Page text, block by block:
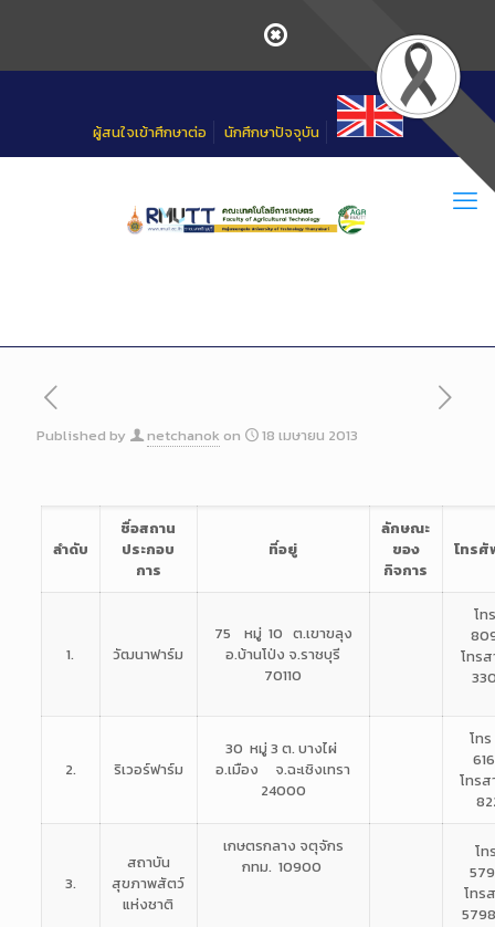
ผู้สนใจเข้าศึกษาต่อ นักศึกษาปัจจุบัน
Published by netchanok on 18 เมษายน 2013
ลำดับ
ชื่อสถาน
ประกอบ
การ
ที่อยู่
ลักษณะ
ของ
กิจการ
โทร
1. วัฒนาฟาร์ม
75 หมู่ 10 ต.เขาขลุง
อ.บ้านโป่ง จ.ราชบุรี
70110
โท
โทร
2. ริเวอร์ฟาร์ม
30 หมู่ 3 ต. บางไผ่
อ.เมือง จ.ฉะเชิงเทรา
24000
โท
โทร
3.
สถาบัน
สุขภาพสัตว์
แห่งชาติ
เกษตรกลาง จตุจักร
กทม. 10900
โ
โทร